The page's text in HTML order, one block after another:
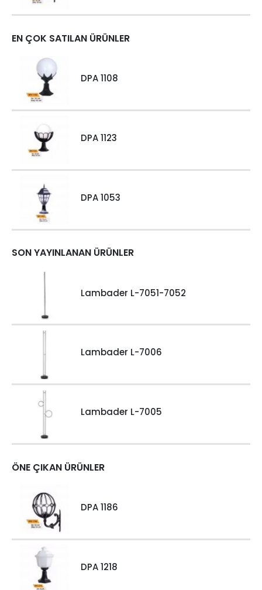
EN ÇOK SATILAN ÜRÜNLER
DPA 1108
DPA 1123
DPA 1053
SON YAYINLANAN ÜRÜNLER
Lambader L-7051-7052
Lambader L-7006
Lambader L-7005
ÖNE ÇIKAN ÜRÜNLER
DPA 1186
DPA 1218